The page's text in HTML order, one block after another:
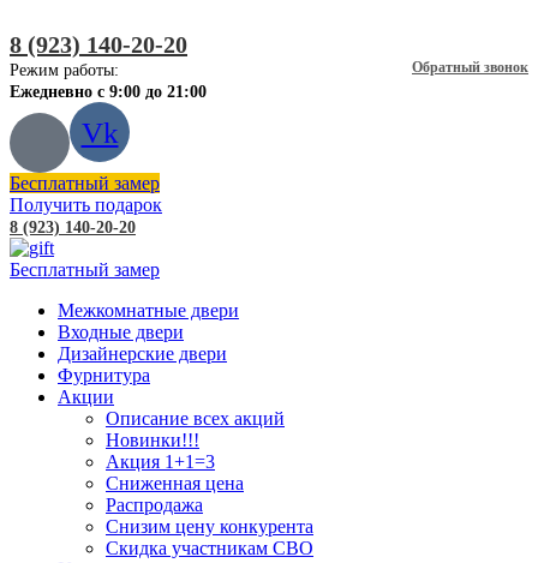
8 (923) 140-20-20
Обратный звонок
Режим работы:
Ежедневно с 9:00 до 21:00
Vk
Бесплатный замер
Получить подарок
8 (923) 140-20-20
Бесплатный замер
Межкомнатные двери
Входные двери
Дизайнерские двери
Фурнитура
Акции
Описание всех акций
Новинки!!!
Акция 1+1=3
Сниженная цена
Распродажа
Снизим цену конкурента
Скидка участникам СВО